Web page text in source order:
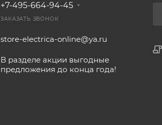
+7-495-664-94-45
ЗАКАЗАТЬ ЗВОНОК
store-electrica-online@ya.ru
В разделе акции выгодные
предложения до конца года!